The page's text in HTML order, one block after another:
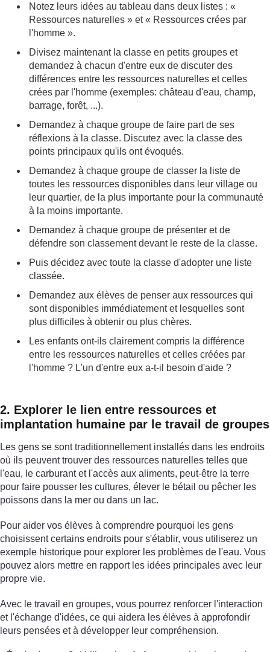
Notez leurs idées au tableau dans deux listes : «
Ressources naturelles » et « Ressources crées par
l'homme ».
Divisez maintenant la classe en petits groupes et
demandez à chacun d'entre eux de discuter des
différences entre les ressources naturelles et celles
crées par l'homme (exemples: château d'eau, champ,
barrage, forêt, ...).
Demandez à chaque groupe de faire part de ses
réflexions à la classe. Discutez avec la classe des
points principaux qu'ils ont évoqués.
Demandez à chaque groupe de classer la liste de
toutes les ressources disponibles dans leur village ou
leur quartier, de la plus importante pour la communauté
à la moins importante.
Demandez à chaque groupe de présenter et de
défendre son classement devant le reste de la classe.
Puis décidez avec toute la classe d'adopter une liste
classée.
Demandez aux élèves de penser aux ressources qui
sont disponibles immédiatement et lesquelles sont
plus difficiles à obtenir ou plus chères.
Les enfants ont-ils clairement compris la différence
entre les ressources naturelles et celles créées par
l'homme ? L'un d'entre eux a-t-il besoin d'aide ?
2. Explorer le lien entre ressources et
implantation humaine par le travail de groupes
Les gens se sont traditionnellement installés dans les endroits
où ils peuvent trouver des ressources naturelles telles que
l'eau, le carburant et l'accès aux aliments, peut-être la terre
pour faire pousser les cultures, élever le bétail ou pêcher les
poissons dans la mer ou dans un lac.
Pour aider vos élèves à comprendre pourquoi les gens
choisissent certains endroits pour s'établir, vous utiliserez un
exemple historique pour explorer les problèmes de l'eau. Vous
pouvez alors mettre en rapport les idées principales avec leur
propre vie.
Avec le travail en groupes, vous pourrez renforcer l'interaction
et l'échange d'idées, ce qui aidera les élèves à approfondir
leurs pensées et à développer leur compréhension.